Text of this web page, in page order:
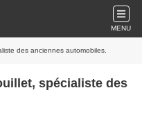
MENU
des anciennes automobiles.
spécialiste des